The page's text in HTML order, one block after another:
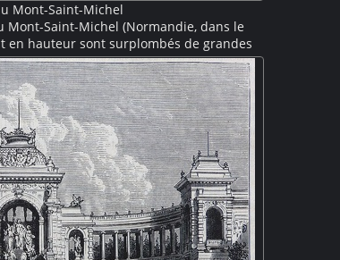
Mont-Saint-Michel
Saint-Michel (Normandie, dans le
en hauteur sont surplombés de grandes
Saint-Michel est visible au centre, à
du chœur roman, le chœur est
un style gothique flamboyant.